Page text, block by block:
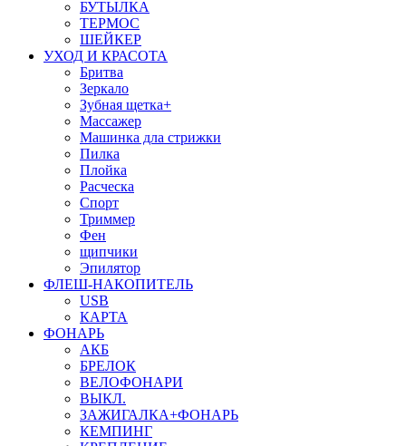
БУТЫЛКА
ТЕРМОС
ШЕЙКЕР
УХОД И КРАСОТА
Бритва
Зеркало
Зубная щетка+
Массажер
Машинка дла стрижки
Пилка
Плойка
Расческа
Спорт
Триммер
Фен
щипчики
Эпилятор
ФЛЕШ-НАКОПИТЕЛЬ
USB
КАРТА
ФОНАРЬ
АКБ
БРЕЛОК
ВЕЛОФОНАРИ
ВЫКЛ.
ЗАЖИГАЛКА+ФОНАРЬ
КЕМПИНГ